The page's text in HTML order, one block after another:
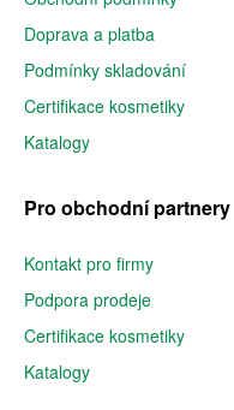
Doprava a platba
Podmínky skladování
Certifikace kosmetiky
Katalogy
Pro obchodní partnery
Kontakt pro firmy
Podpora prodeje
Certifikace kosmetiky
Katalogy